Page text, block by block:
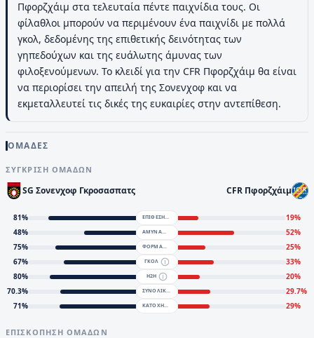
Πφορζχάιμ στα τελευταία πέντε παιχνίδια τους. Οι
φίλαθλοι μπορούν να περιμένουν ένα παιχνίδι με πολλά
γκολ, δεδομένης της επιθετικής δεινότητας των
γηπεδούχων και της ευάλωτης άμυνας των
φιλοξενούμενων. Το κλειδί για την CFR Πφορζχάιμ θα είναι
να περιορίσει την απειλή της Σονενχοφ και να
εκμεταλλευτεί τις δικές της ευκαιρίες στην αντεπίθεση.
ΟΜΑΔΕΣ
ΣΎΓΚΡΙΣΗ ΟΜΆΔΩΝ
SG Σονενχοφ Γκροσασπατς CFR Πφορζχάιμ
81% ΕΠΙΘΕΣΗ 19%
48% ΑΜΥΝΑ 52%
75% ΦΟΡΜΑ 25%
67% ΓΚΟΛ 33%
80% H2H 20%
70.3% ΣΥΝΟΛΙΚΑ 29.7%
71% KATOXH 29%
ΕΠΙΣΚΌΠΗΣΗ ΟΜΆΔΩΝ